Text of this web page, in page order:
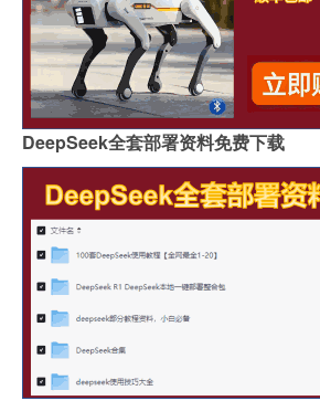
DeepSeek全套部署资料免费下载